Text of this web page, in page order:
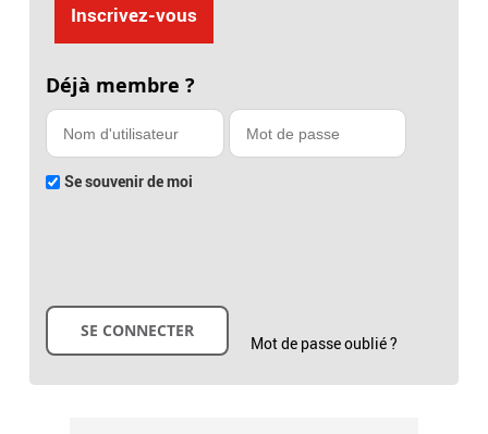
Inscrivez-vous
Déjà membre ?
Se souvenir de moi
Mot de passe oublié ?